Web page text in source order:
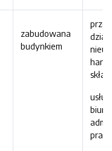
zabudowana
budynkiem